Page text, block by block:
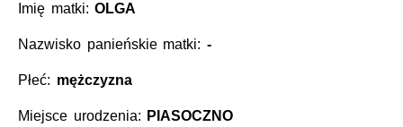
Imię matki:OLGA
Nazwisko panieńskie matki: -
Płeć: mężczyzna
Miejsce urodzenia: PIASOCZNO